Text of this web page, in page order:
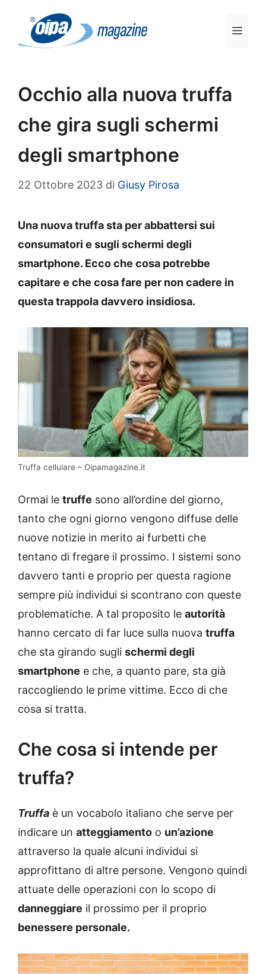
contenuto
Occhio alla nuova truffa
che gira sugli schermi
degli smartphone
22 Ottobre 2023 di Giusy Pirosa
Una nuova truffa sta per abbattersi sui
consumatori e sugli schermi degli
smartphone. Ecco che cosa potrebbe
capitare e che cosa fare per non cadere in
questa trappola davvero insidiosa.
Truffa cellulare – Oipamagazine.it
Ormai le truffe sono all’ordine del giorno,
tanto che ogni giorno vengono diffuse delle
nuove notizie in merito ai furbetti che
tentano di fregare il prossimo. I sistemi sono
davvero tanti e proprio per questa ragione
sempre più individui si scontrano con queste
problematiche. A tal proposito le autorità
hanno cercato di far luce sulla nuova truffa
che sta girando sugli schermi degli
smartphone e che, a quanto pare, sta già
raccogliendo le prime vittime. Ecco di che
cosa si tratta.
Che cosa si intende per
truffa?
Truffa è un vocabolo italiano che serve per
indicare un atteggiamento o un’azione
attraverso la quale alcuni individui si
approfittano di altre persone. Vengono quindi
attuate delle operazioni con lo scopo di
danneggiare il prossimo per il proprio
benessere personale.